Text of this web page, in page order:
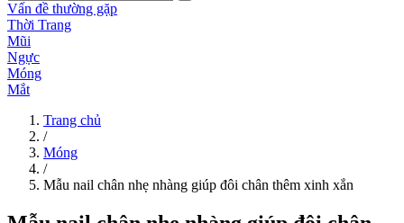
Vấn đề thường gặp
Thời Trang
Mũi
Ngực
Móng
Mắt
Trang chủ
/
Móng
/
Mẫu nail chân nhẹ nhàng giúp đôi chân thêm xinh xắn